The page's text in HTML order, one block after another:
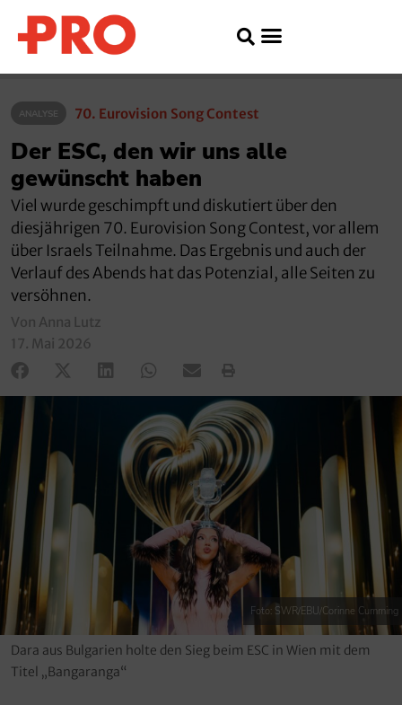
ANALYSE 70. Eurovision Song Contest
Der ESC, den wir uns alle
gewünscht haben
Viel wurde geschimpft und diskutiert über den
diesjährigen 70. Eurovision Song Contest, vor allem
über Israels Teilnahme. Das Ergebnis und auch der
Verlauf des Abends hat das Potenzial, alle Seiten zu
versöhnen.
Von Anna Lutz
17. Mai 2026
Foto: SWR/EBU/Corinne Cumming
Dara aus Bulgarien holte den Sieg beim ESC in Wien mit dem
Titel „Bangaranga“